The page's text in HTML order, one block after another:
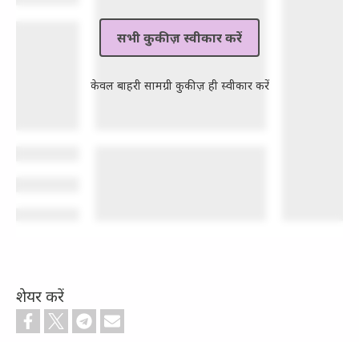
सभी कुकीज़ स्वीकार करें
केवल बाहरी सामग्री कुकीज़ ही स्वीकार करें
शेयर करें